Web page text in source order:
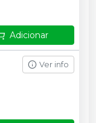
Adicionar
Ver info